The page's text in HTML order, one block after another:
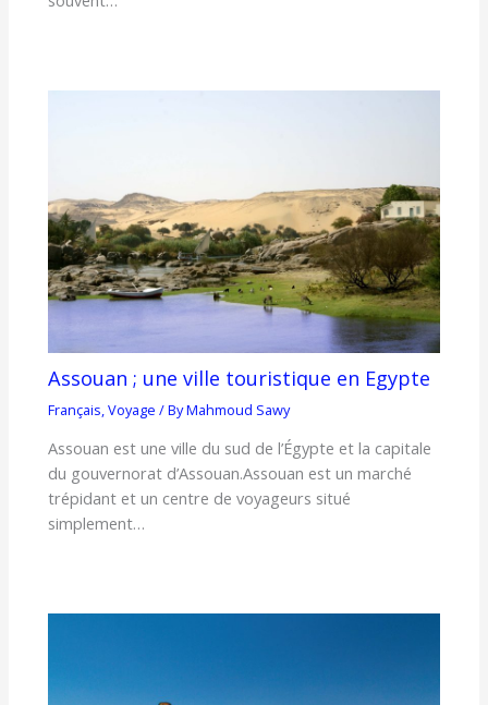
Assouan ; une ville touristique en Egypte
Français ,Voyage / ByMahmoud Sawy
Assouan est une ville du sud de l’Égypte et la capitale
du gouvernorat d’Assouan.Assouan est un marché
trépidant et un centre de voyageurs situé
simplement…